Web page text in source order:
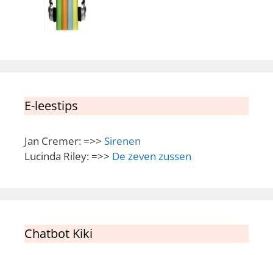
E-leestips
Jan Cremer: =>> Sirenen
Lucinda Riley: =>> De zeven zussen
Chatbot Kiki